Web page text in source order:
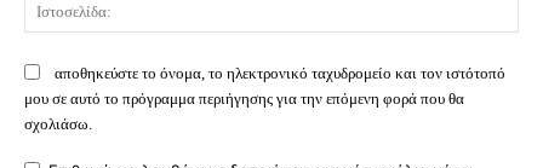
αποθηκεύστε το όνομα, το ηλεκτρονικό ταχυδρομείο και τον ιστότοπό
μου σε αυτό το πρόγραμμα περιήγησης για την επόμενη φορά που θα
σχολιάσω.